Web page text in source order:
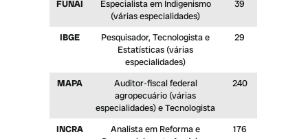
FUNAI
Especialista em Indigenismo
(várias especialidades)
39
IBGE
Pesquisador, Tecnologista e
Estatísticas (várias
especialidades)
29
MAPA
Auditor-fiscal federal
agropecuário (várias
especialidades) e Tecnologista
240
INCRA
Analista em Reforma e
176